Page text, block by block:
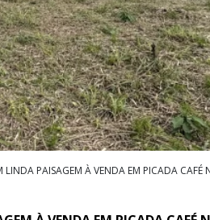
LINDA PAISAGEM À VENDA EM PICADA CAFÉ